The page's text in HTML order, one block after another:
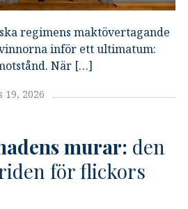
regimens maktövertagande
inför ett ultimatum:
När […]
19, 2026
murar: den
för flickors